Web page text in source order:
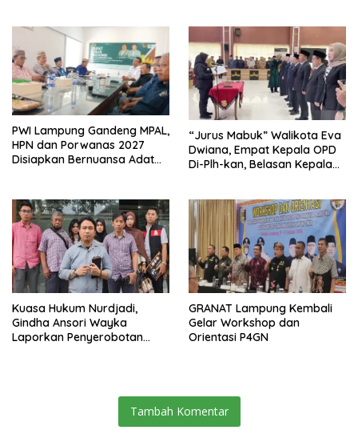
PWI Lampung Gandeng MPAL,
HPN dan Porwanas 2027
Disiapkan Bernuansa Adat
“Jurus Mabuk” Walikota Eva
Dwiana, Empat Kepala OPD
Di-Plh-kan, Belasan Kepala
Kuasa Hukum Nurdjadi,
Gindha Ansori Wayka
Laporkan Penyerobotan
GRANAT Lampung Kembali
Gelar Workshop dan
Orientasi P4GN
Tambah Komentar